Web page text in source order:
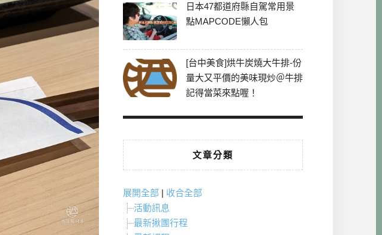
日本47都道府縣自駕常用景
點MAPCODE懶人包
[台中美食]烘牛炭燒大牛排-份
量大又平價的美味現炒＠牛排
記得當菜來點喔！
文章分類
展開全部 | 收合全部
活動訊息
最新揪團行程